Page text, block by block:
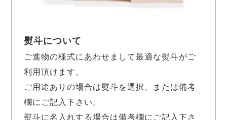
熨斗について
ご進物の様式にあわせまして最適な熨斗がご
利用頂けます。
ご用途ありの場合は熨斗を選択、または備考
欄にご記入下さい。
熨斗に名入れする場合は備考欄にご記入下さ